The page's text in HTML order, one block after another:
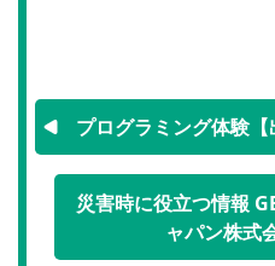
プログラミング体験【
災害時に役立つ情報
ャパン株式